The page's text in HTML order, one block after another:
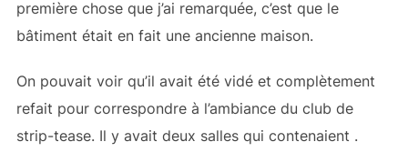
première chose que j’ai remarquée, c’est que le
bâtiment était en fait une ancienne maison.
On pouvait voir qu’il avait été vidé et complètement
refait pour correspondre à l’ambiance du club de
strip-tease. Il y avait deux salles qui contenaient .